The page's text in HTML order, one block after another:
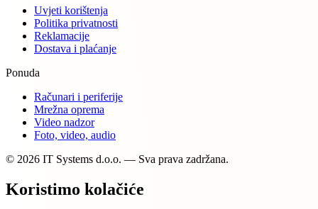
Uvjeti korištenja
Politika privatnosti
Reklamacije
Dostava i plaćanje
Ponuda
Računari i periferije
Mrežna oprema
Video nadzor
Foto, video, audio
© 2026 IT Systems d.o.o. — Sva prava zadržana.
Koristimo kolačiće